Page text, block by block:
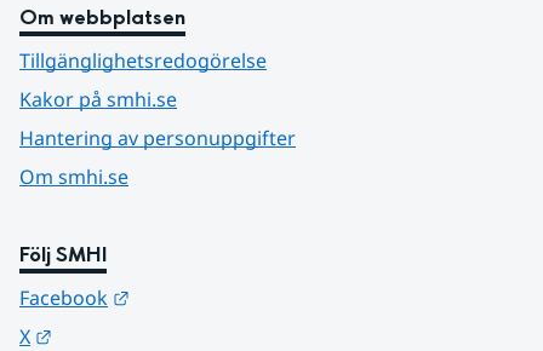
Om webbplatsen
Tillgänglighetsredogörelse
Kakor på smhi.se
Hantering av personuppgifter
Om smhi.se
Följ SMHI
Facebook
X